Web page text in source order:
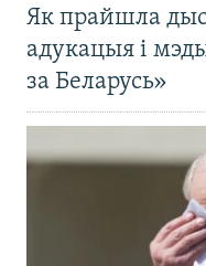
Як прайшла
адукацыя і
за Беларусь»